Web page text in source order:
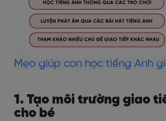
Mẹo giúp con học tiếng Anh
1. Tạo môi trường giao
cho bé